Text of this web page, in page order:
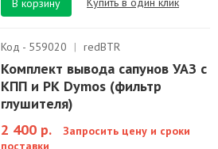
В корзину
Код - 559020 | redBTR
Комплект вывода сапунов УАЗ с
КПП и РК Dymos (фильтр
глушителя)
2 400 р.
Запросить цену и сроки
поставки